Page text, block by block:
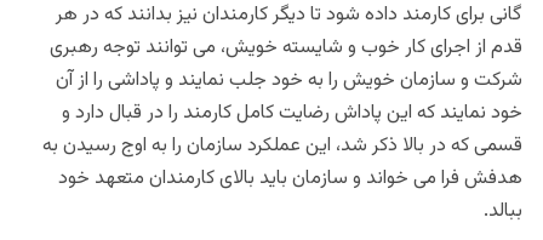
گانی برای کارمند داده شود تا دیگر کارمندان نیز بدانند که در هر
قدم از اجرای کار خوب و شایسته خویش، می توانند توجه رهبری
شرکت و سازمان خویش را به خود جلب نمایند و پاداشی را از آن
خود نمایند که این پاداش رضایت کامل کارمند را در قبال دارد و
قسمی که در بالا ذکر شد، این عملکرد سازمان را به اوج رسیدن به
هدفش فرا می خواند و سازمان باید بالای کارمندان متعهد خود
ببالد.